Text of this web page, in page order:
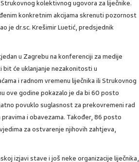
kolektivnog ugovora za liječnike.
konkretnim akcijama skrenuti pozornost
je dr.sc. Krešimir Luetić, predsjednik
u Zagrebu na konferenciji za medije
bit će uklanjanje nezakonitosti u
i radnom vremenu liječnika ili Strukovnog
ove godine pokazalo je da bi 60 posto
povuklo suglasnost za prekovremeni rad
i obavezama. Također, 86 posto
za ostvarenje njihovih zahtjeva,
izjavi stave i još neke organizacije liječnika,